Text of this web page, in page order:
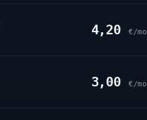
4,20 €/mo
3,00 €/mo